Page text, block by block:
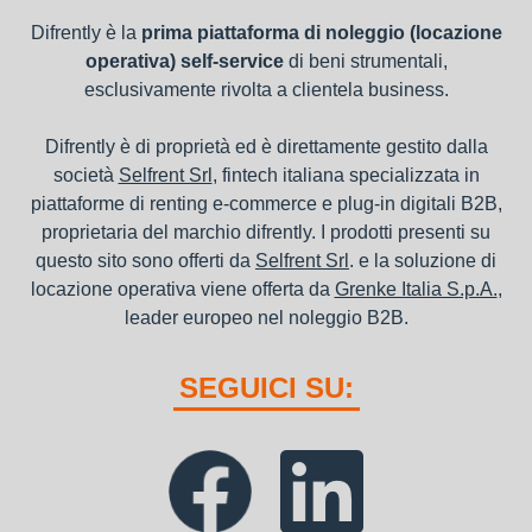
Difrently è la prima piattaforma di noleggio (locazione
operativa) self-servicedi beni strumentali,
esclusivamente rivolta a clientela business.
Difrently è di proprietà ed è direttamente gestito dalla
società Selfrent Srl , fintech italiana specializzata in
piattaforme di renting e-commerce e plug-in digitali B2B,
proprietaria del marchio difrently. I prodotti presenti su
questo sito sono offerti da Selfrent Srl . e la soluzione di
locazione operativa viene offerta da Grenke Italia S.p.A.,
leader europeo nel noleggio B2B.
SEGUICI SU: